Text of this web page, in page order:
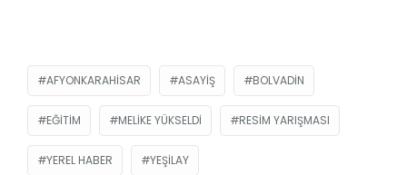
AFYONKARAHISAR ASAYIŞ BOLVADIN
EĞITIM MELIKE YÜKSELDI RESIM YARIŞMASI
YEREL HABER YEŞILAY